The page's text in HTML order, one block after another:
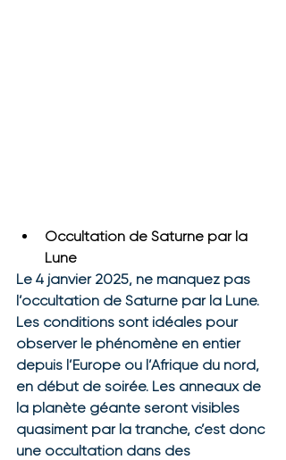
Occultation de Saturne par la
Lune
Le 4 janvier 2025, ne manquez pas
l’occultation de Saturne par la Lune.
Les conditions sont idéales pour
observer le phénomène en entier
depuis l’Europe ou l’Afrique du nord,
en début de soirée. Les anneaux de
la planète géante seront visibles
quasiment par la tranche, c’est donc
une occultation dans des